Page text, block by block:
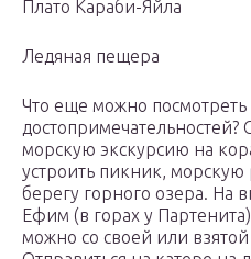
Плато Караби-Яйла
Ледяная пещера
Что еще можно
достопримечательностей?
морскую экскурсию на
устроить пикник,
берегу горного озера. На
Ефим (в горах у
можно со своей или